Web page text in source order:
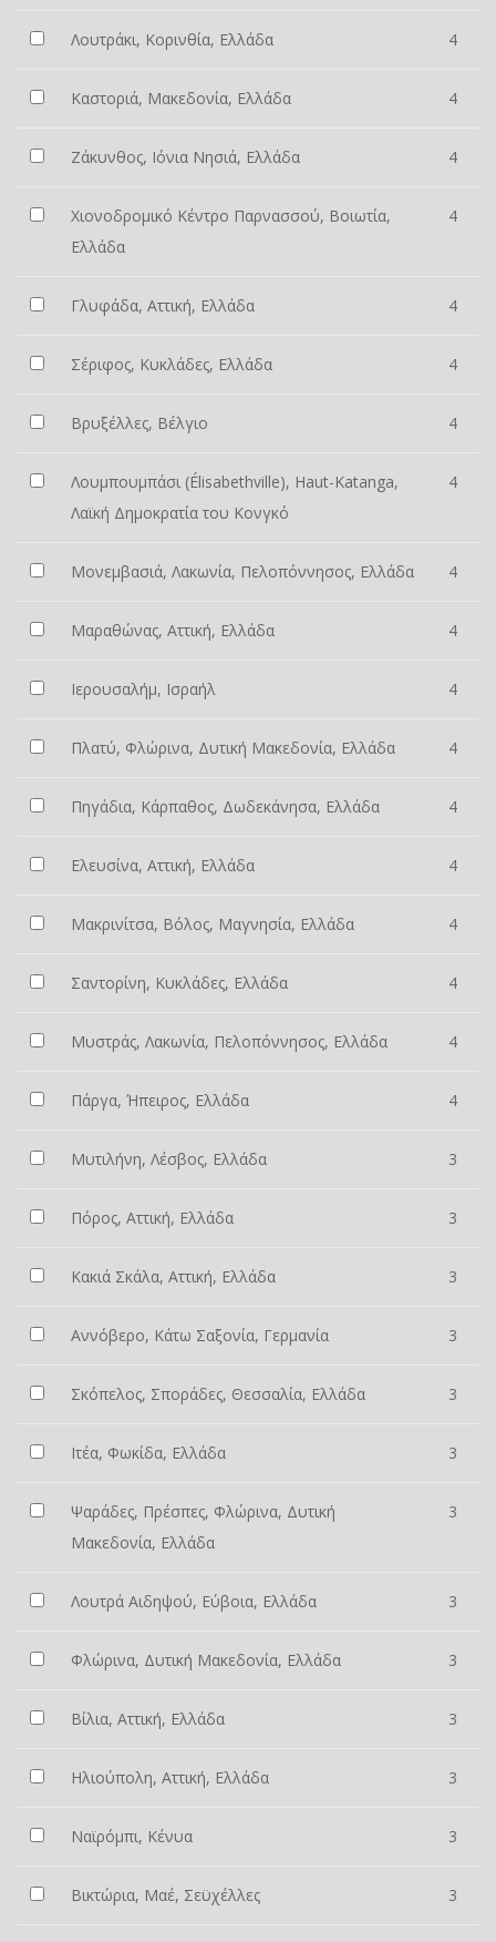
Λουτράκι, Κορινθία, Ελλάδα 4
Καστοριά, Μακεδονία, Ελλάδα 4
Ζάκυνθος, Ιόνια Νησιά, Ελλάδα 4
Χιονοδρομικό Κέντρο Παρνασσού, Βοιωτία,
Ελλάδα
4
Γλυφάδα, Αττική, Ελλάδα 4
Σέριφος, Κυκλάδες, Ελλάδα 4
Βρυξέλλες, Βέλγιο 4
Λουμπουμπάσι (Élisabethville), Haut-Katanga,
Λαϊκή Δημοκρατία του Κονγκό
4
Μονεμβασιά, Λακωνία, Πελοπόννησος, Ελλάδα 4
Μαραθώνας, Αττική, Ελλάδα 4
Ιερουσαλήμ, Ισραήλ 4
Πλατύ, Φλώρινα, Δυτική Μακεδονία, Ελλάδα 4
Πηγάδια, Κάρπαθος, Δωδεκάνησα, Ελλάδα 4
Ελευσίνα, Αττική, Ελλάδα 4
Μακρινίτσα, Βόλος, Μαγνησία, Ελλάδα 4
Σαντορίνη, Κυκλάδες, Ελλάδα 4
Μυστράς, Λακωνία, Πελοπόννησος, Ελλάδα 4
Πάργα, Ήπειρος, Ελλάδα 4
Μυτιλήνη, Λέσβος, Ελλάδα 3
Πόρος, Αττική, Ελλάδα 3
Κακιά Σκάλα, Αττική, Ελλάδα 3
Αννόβερο, Κάτω Σαξονία, Γερμανία 3
Σκόπελος, Σποράδες, Θεσσαλία, Ελλάδα 3
Ιτέα, Φωκίδα, Ελλάδα 3
Ψαράδες, Πρέσπες, Φλώρινα, Δυτική
Μακεδονία, Ελλάδα
3
Λουτρά Αιδηψού, Εύβοια, Ελλάδα 3
Φλώρινα, Δυτική Μακεδονία, Ελλάδα 3
Βίλια, Αττική, Ελλάδα 3
Ηλιούπολη, Αττική, Ελλάδα 3
Ναϊρόμπι, Κένυα 3
Βικτώρια, Μαέ, Σεϋχέλλες 3